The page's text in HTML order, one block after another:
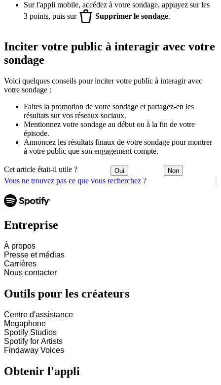
Vous ne trouvez pas ce que vous recherchez ?
Sur l'appli mobile, accédez à votre sondage, appuyez sur les
3 points, puis sur
Supprimer le sondage.
Inciter votre public à interagir avec votre
sondage
Voici quelques conseils pour inciter votre public à interagir avec
votre sondage :
Faites la promotion de votre sondage et partagez-en les
résultats sur vos réseaux sociaux.
Mentionnez votre sondage au début ou à la fin de votre
épisode.
Annoncez les résultats finaux de votre sondage pour montrer
à votre public que son engagement compte.
Cet article était-il utile ? Oui Non
Entreprise
À propos
Presse et médias
Carrières
Nous contacter
Outils pour les créateurs
Centre d'assistance
Megaphone
Spotify Studios
Spotify for Artists
Findaway Voices
Obtenir l'appli